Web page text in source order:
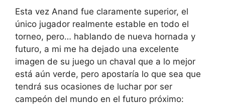
Esta vez Anand fue claramente superior, el
único jugador realmente estable en todo el
torneo, pero… hablando de nueva hornada y
futuro, a mi me ha dejado una excelente
imagen de su juego un chaval que a lo mejor
está aún verde, pero apostaría lo que sea que
tendrá sus ocasiones de luchar por ser
campeón del mundo en el futuro próximo: